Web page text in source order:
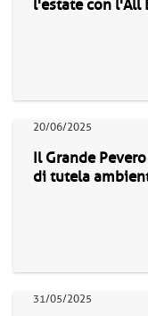
l'estate con l'All
20/06/2025
Il Grande
di tutela
31/05/2025